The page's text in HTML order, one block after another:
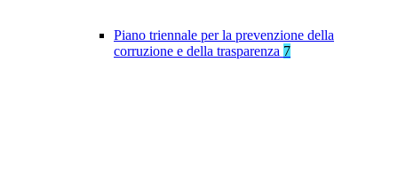
Piano triennale per la prevenzione della
corruzione e della trasparenza 7